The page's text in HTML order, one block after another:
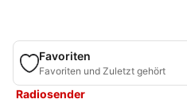
Favoriten
Favoriten und Zuletzt gehört
Radiosender